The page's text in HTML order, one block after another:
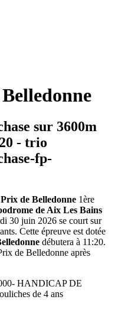
sur 3600m
- trio
Prix de Belledonne 1ère
de Aix Les Bains
30 juin 2026 se court sur
Cette épreuve est dotée
débutera à 11:20.
de Belledonne après
HANDICAP DE
de 4 ans